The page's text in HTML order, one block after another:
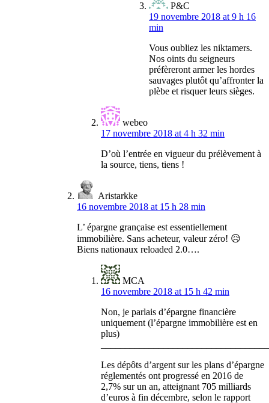
P&C
19 novembre 2018 at 9 h 16
min
Vous oubliez les niktamers.
Nos oints du seigneurs
préfèreront armer les hordes
sauvages plutôt qu’affronter la
plèbe et risquer leurs sièges.
webeo
17 novembre 2018 at 4 h 32 min
D’où l’entrée en vigueur du prélèvement à
la source, tiens, tiens !
Aristarkke
16 novembre 2018 at 15 h 28 min
L’ épargne grançaise est essentiellement
immobilière. Sans acheteur, valeur zéro! 😥
Biens nationaux reloaded 2.0….
MCA
16 novembre 2018 at 15 h 42 min
Non, je parlais d’épargne financière
uniquement (l’épargne immobilière est en
plus)
Les dépôts d’argent sur les plans d’épargne
réglementés ont progressé en 2016 de
2,7% sur un an, atteignant 705 milliards
d’euros à fin décembre, selon le rapport